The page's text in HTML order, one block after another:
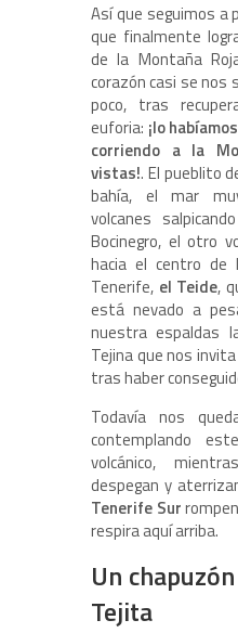
Así que seguimos a
que finalmente
de la Montaña
corazón casi se nos
poco, tras
euforia: ¡lo
corriendo a la
vistas!. El pueblito
bahía, el mar
volcanes
Bocinegro, el otro
hacia el centro de
Tenerife, el Teide,
está nevado a
nuestra espaldas
Tejina que nos
tras haber
Todavía nos
contemplando
volcánico,
despegan y
Tenerife Sur
respira aquí arriba.
Un
Tejita